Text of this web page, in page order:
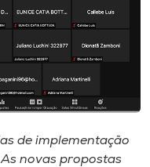
de implementação
novas propostas